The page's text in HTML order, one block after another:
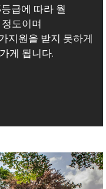
급에 따라 월
도이며
지원을 받지 못하게
게 됩니다.